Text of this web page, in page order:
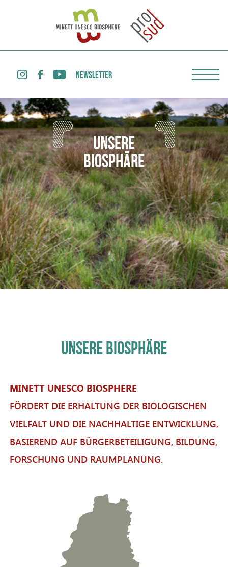
NEWSLETTER
UNSERE
BIOSPHÄRE
UNSERE BIOSPHÄRE
MINETT UNESCO BIOSPHERE
FÖRDERT DIE ERHALTUNG DER BIOLOGISCHEN
VIELFALT UND DIE NACHHALTIGE ENTWICKLUNG,
BASIEREND AUF BÜRGERBETEILIGUNG, BILDUNG,
FORSCHUNG UND RAUMPLANUNG.